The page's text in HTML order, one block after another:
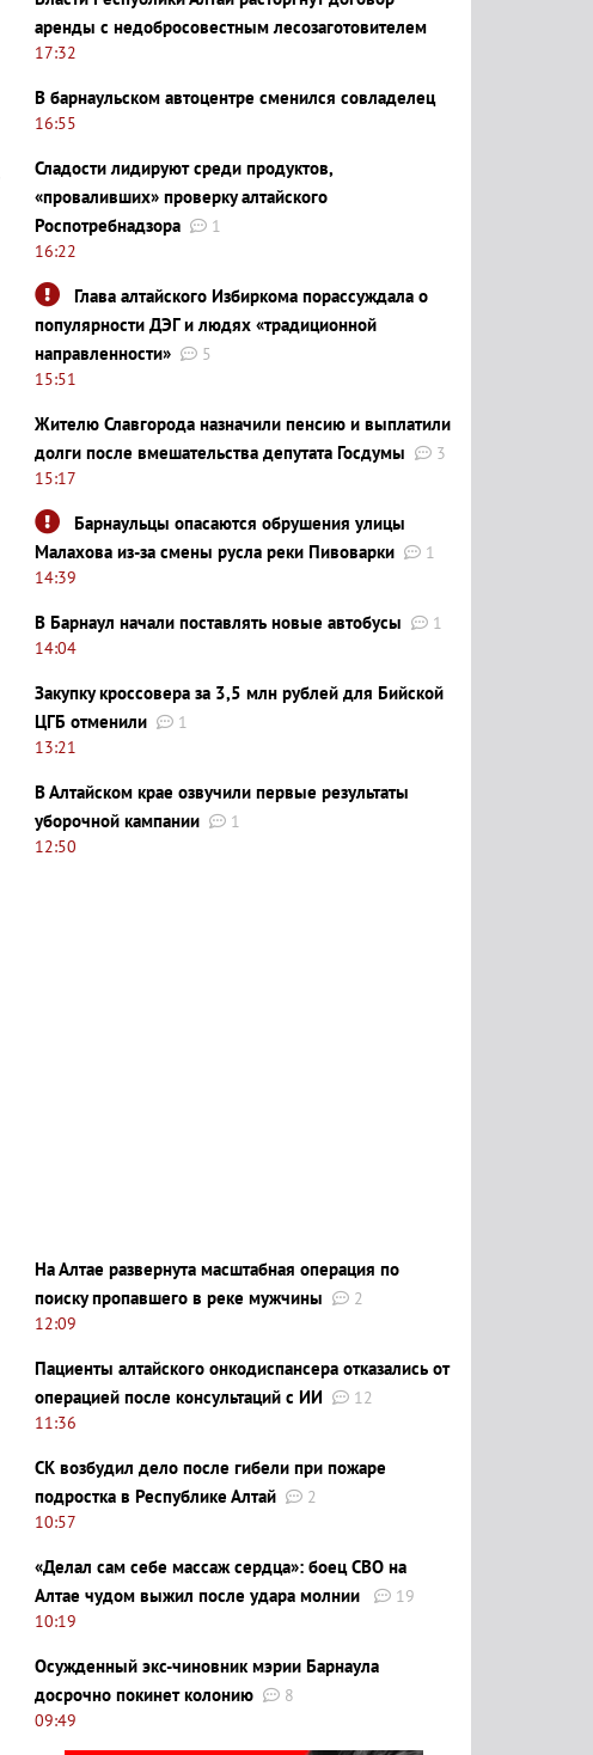
аренды с недобросовестным лесозаготовителем
17:32
В барнаульском автоцентре сменился совладелец
16:55
Сладости лидируют среди продуктов,
«проваливших» проверку алтайского
Роспотребнадзора
1
16:22
Глава алтайского Избиркома порассуждала о
популярности ДЭГ и людях «традиционной
направленности»
5
15:51
Жителю Славгорода назначили пенсию и выплатили
долги после вмешательства депутата Госдумы
3
15:17
Барнаульцы опасаются обрушения улицы
Малахова из-за смены русла реки Пивоварки
1
14:39
В Барнаул начали поставлять новые автобусы
1
14:04
Закупку кроссовера за 3,5 млн рублей для Бийской
ЦГБ отменили
1
13:21
В Алтайском крае озвучили первые результаты
уборочной кампании
1
12:50
На Алтае развернута масштабная операция по
поиску пропавшего в реке мужчины
2
12:09
Пациенты алтайского онкодиспансера отказались от
операцией после консультаций с ИИ
12
11:36
СК возбудил дело после гибели при пожаре
подростка в Республике Алтай
2
10:57
«Делал сам себе массаж сердца»: боец СВО на
Алтае чудом выжил после удара молнии
19
10:19
Осужденный экс-чиновник мэрии Барнаула
досрочно покинет колонию
8
09:49